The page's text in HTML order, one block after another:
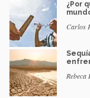
¿Por
Carlos
Rebeca